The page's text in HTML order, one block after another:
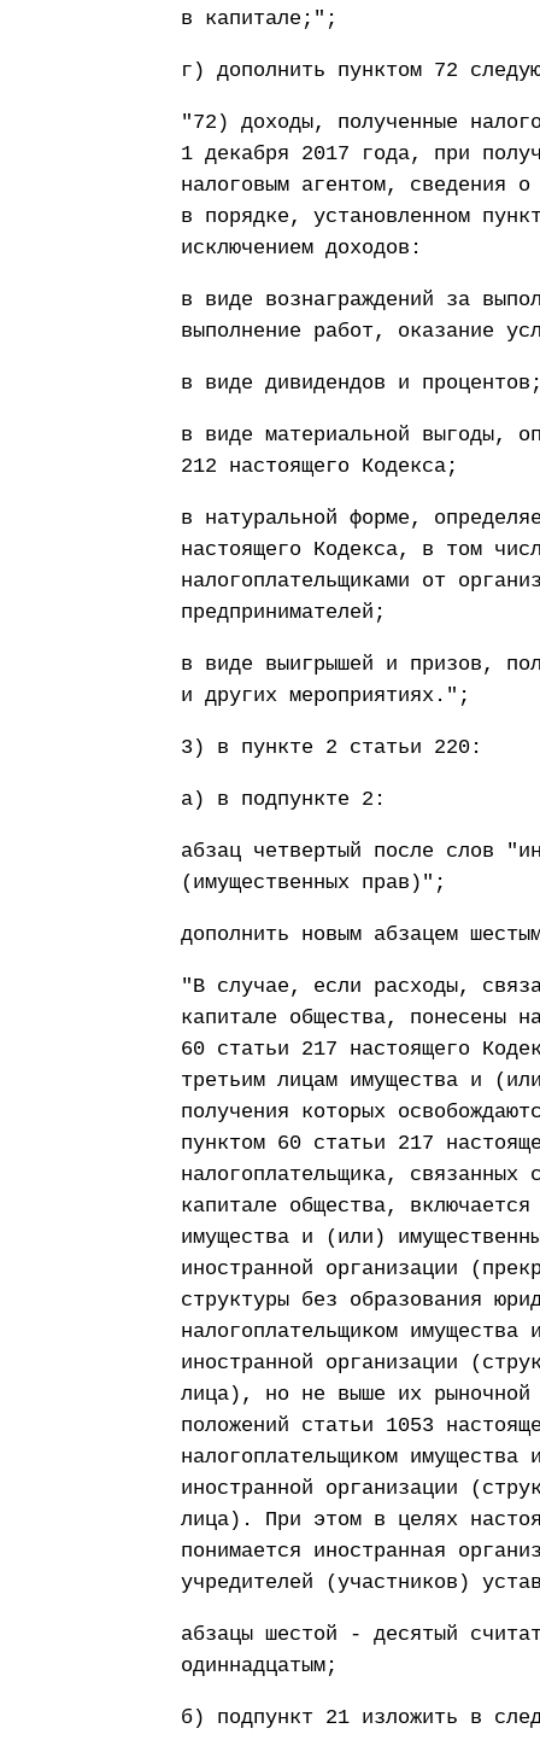
в капитале;";
г) дополнить пунктом 72
"72) доходы, полученные
1 декабря 2017 года, при
налоговым агентом, сведения о
в порядке, установленном
исключением доходов:
в виде вознаграждений за
выполнение работ, оказание
в виде дивидендов и
в виде материальной выгоды,
212 настоящего Кодекса;
в натуральной форме,
настоящего Кодекса, в том
налогоплательщиками от
предпринимателей;
в виде выигрышей и призов,
и других мероприятиях.";
3) в пункте 2 статьи 220:
а) в подпункте 2:
абзац четвертый после слов
(имущественных прав)";
дополнить новым абзацем
"В случае, если расходы,
капитале общества, понесены
60 статьи 217 настоящего
третьим лицам имущества и
получения которых
пунктом 60 статьи 217
налогоплательщика, связанных
капитале общества,
имущества и (или)
иностранной организации
структуры без образования
налогоплательщиком
иностранной организации
лица), но не выше их рыночной
положений статьи 1053
налогоплательщиком
иностранной организации
лица). При этом в целях
понимается иностранная
учредителей (участников)
абзацы шестой - десятый
одиннадцатым;
б) подпункт 21 изложить в